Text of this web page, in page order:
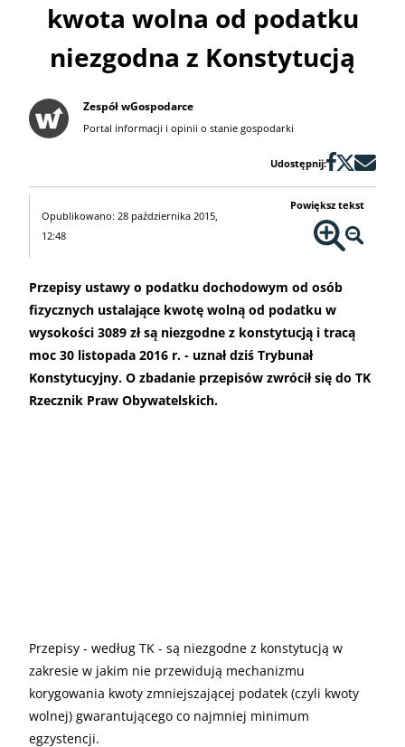
kwota wolna od podatku
niezgodna z Konstytucją
Zespół wGospodarce
Portal informacji i opinii o stanie gospodarki
Udostępnij:
Opublikowano: 28 października 2015,
12:48
Powiększ tekst
Przepisy ustawy o podatku dochodowym od osób
fizycznych ustalające kwotę wolną od podatku w
wysokości 3089 zł są niezgodne z konstytucją i tracą
moc 30 listopada 2016 r. - uznał dziś Trybunał
Konstytucyjny. O zbadanie przepisów zwrócił się do TK
Rzecznik Praw Obywatelskich.
Przepisy - według TK - są niezgodne z konstytucją w
zakresie w jakim nie przewidują mechanizmu
korygowania kwoty zmniejszającej podatek (czyli kwoty
wolnej) gwarantującego co najmniej minimum
egzystencji.